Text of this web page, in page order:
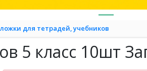
для тетрадей, учебников
5 класс 10шт